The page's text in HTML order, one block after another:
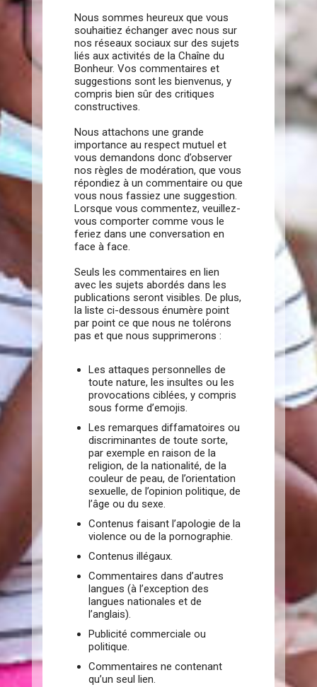
Nous sommes heureux que vous
souhaitiez échanger avec nous sur
nos réseaux sociaux sur des sujets
liés aux activités de la Chaîne du
Bonheur. Vos commentaires et
suggestions sont les bienvenus, y
compris bien sûr des critiques
constructives.
Nous attachons une grande
importance au respect mutuel et
vous demandons donc d’observer
nos règles de modération, que vous
répondiez à un commentaire ou que
vous nous fassiez une suggestion.
Lorsque vous commentez, veuillez-
vous comporter comme vous le
feriez dans une conversation en
face à face.
Seuls les commentaires en lien
avec les sujets abordés dans les
publications seront visibles. De plus,
la liste ci-dessous énumère point
par point ce que nous ne tolérons
pas et que nous supprimerons :
Les attaques personnelles de
toute nature, les insultes ou les
provocations ciblées, y compris
sous forme d’emojis.
Les remarques diffamatoires ou
discriminantes de toute sorte,
par exemple en raison de la
religion, de la nationalité, de la
couleur de peau, de l’orientation
sexuelle, de l’opinion politique, de
l’âge ou du sexe.
Contenus faisant l’apologie de la
violence ou de la pornographie.
Contenus illégaux.
Commentaires dans d’autres
langues (à l’exception des
langues nationales et de
l’anglais).
Publicité commerciale ou
politique.
Commentaires ne contenant
qu’un seul lien.